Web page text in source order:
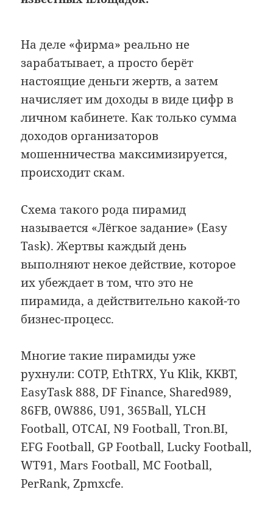
На деле «фирма» реально не
зарабатывает, а просто берёт
настоящие деньги жертв, а затем
начисляет им доходы в виде цифр в
личном кабинете. Как только сумма
доходов организаторов
мошенничества максимизируется,
происходит скам.
Схема такого рода пирамид
называется «Лёгкое задание» (Easy
Task). Жертвы каждый день
выполняют некое действие, которое
их убеждает в том, что это не
пирамида, а действительно какой-то
бизнес-процесс.
Многие такие пирамиды уже
рухнули: COTP, EthTRX, Yu Klik, KKBT,
EasyTask 888, DF Finance, Shared989,
86FB, 0W886, U91, 365Ball, YLCH
Football, OTCAI, N9 Football, Tron.BI,
EFG Football, GP Football, Lucky Football,
WT91, Mars Football, MC Football,
PerRank, Zpmxcfe.